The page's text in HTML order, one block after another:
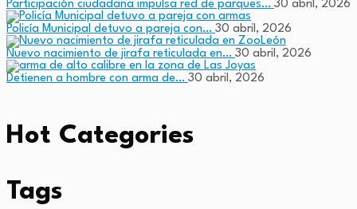
Participación ciudadana impulsa red de parques… 30 abril, 2026
Policía Municipal detuvo a pareja con… 30 abril, 2026
Nuevo nacimiento de jirafa reticulada en… 30 abril, 2026
Detienen a hombre con arma de… 30 abril, 2026
Hot Categories
Tags